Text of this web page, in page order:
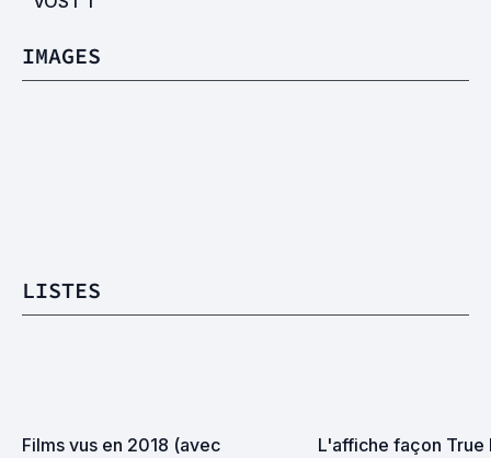
IMAGES
LISTES
Films vus en 2018 (avec
L'affiche façon True